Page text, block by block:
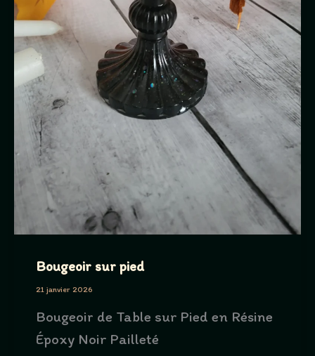
Bougeoir sur pied
21 janvier 2026
Bougeoir de Table sur Pied en Résine
Époxy Noir Pailleté